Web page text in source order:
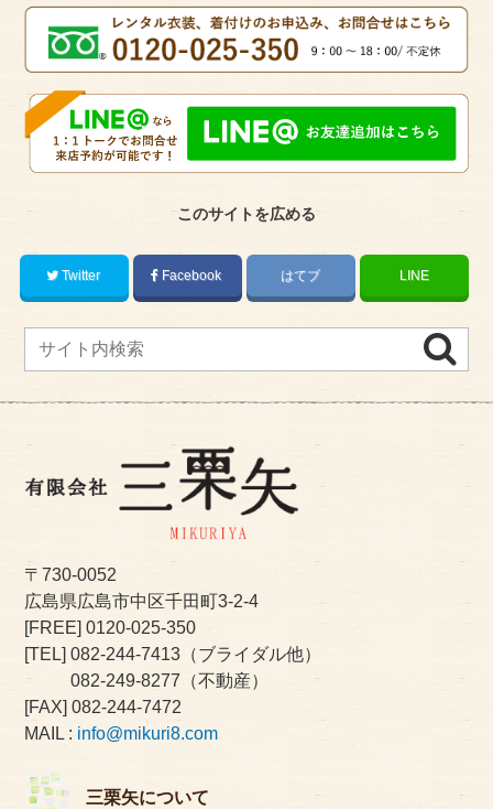
このサイトを広める
Twitter Facebook はてブ LINE
〒730-0052
広島県広島市中区千田町3-2-4
[FREE]0120-025-350
[TEL] 082-244-7413 （ブライダル他）
082-249-8277 （不動産）
[FAX] 082-244-7472
MAIL : info@mikuri8.com
三栗矢について